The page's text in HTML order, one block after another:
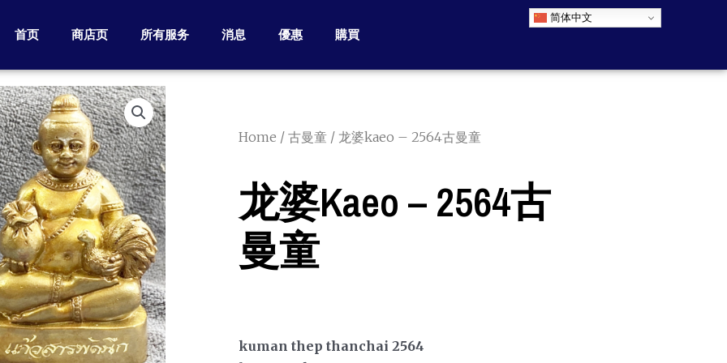
首页 商店页 所有服务 消息 優惠 購買
简体中文
Home / 古曼童 / 龙婆kaeo – 2564古曼童
龙婆kaeo – 2564古
曼童
kuman thep thanchai 2564